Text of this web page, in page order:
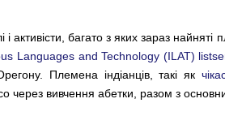
і активісти, багато з яких зараз
Languages and Technology (ILAT)
Орегону. Племена індіанців, такі як
через вивчення абетки, разом з